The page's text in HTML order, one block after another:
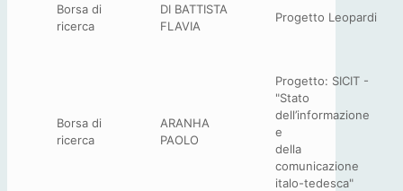
Borsa di
ricerca
DI BATTISTA
FLAVIA
Progetto Leopardi
Borsa di
ricerca
ARANHA
PAOLO
Progetto: SICIT -
"Stato
dell’informazione
e
della
comunicazione
italo-tedesca"